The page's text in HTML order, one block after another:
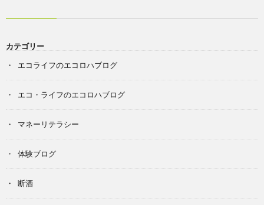
カテゴリー
エコライフのエコロハブログ
エコ・ライフのエコロハブログ
マネーリテラシー
体験ブログ
断酒